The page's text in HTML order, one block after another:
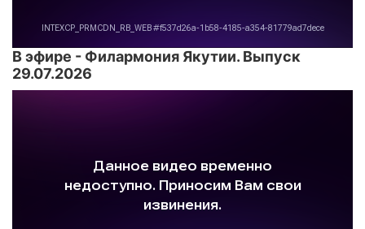
В эфире - Филармония Якутии. Выпуск
29.07.2026